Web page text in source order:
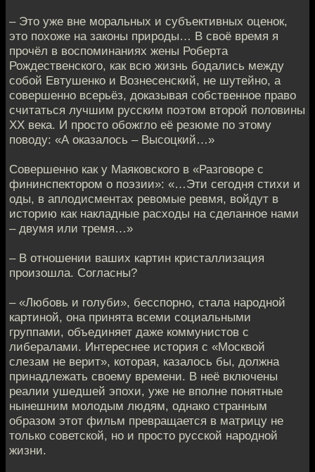
– Это уже вне моральных и субъективных оценок,
это похоже на законы природы… В своё время я
прочёл в воспоминаниях жены Роберта
Рождественского, как всю жизнь бодались между
собой Евтушенко и Вознесенский, не шутейно, а
совершенно всерьёз, доказывая собственное право
считаться лучшим русским поэтом второй половины
ХХ века. И просто обожгло её резюме по этому
поводу: «А оказалось – Высоцкий…»
Совершенно как у Маяковского в «Разговоре с
фининспектором о поэзии»: «…Эти сегодня стихи и
оды, в аплодисментах ревомые ревмя, войдут в
историю как накладные расходы на сделанное нами
– двумя или тремя…»
– В отношении ваших картин кристаллизация
произошла. Согласны?
– «Любовь и голуби», бесспорно, стала народной
картиной, она принята всеми социальными
группами, объединяет даже коммунистов с
либералами. Интереснее история с «Москвой
слезам не верит», которая, казалось бы, должна
принадлежать своему времени. В неё включены
реалии ушедшей эпохи, уже не вполне понятные
нынешним молодым людям, однако странным
образом этот фильм превращается в матрицу не
только советской, но и просто русской народной
жизни.